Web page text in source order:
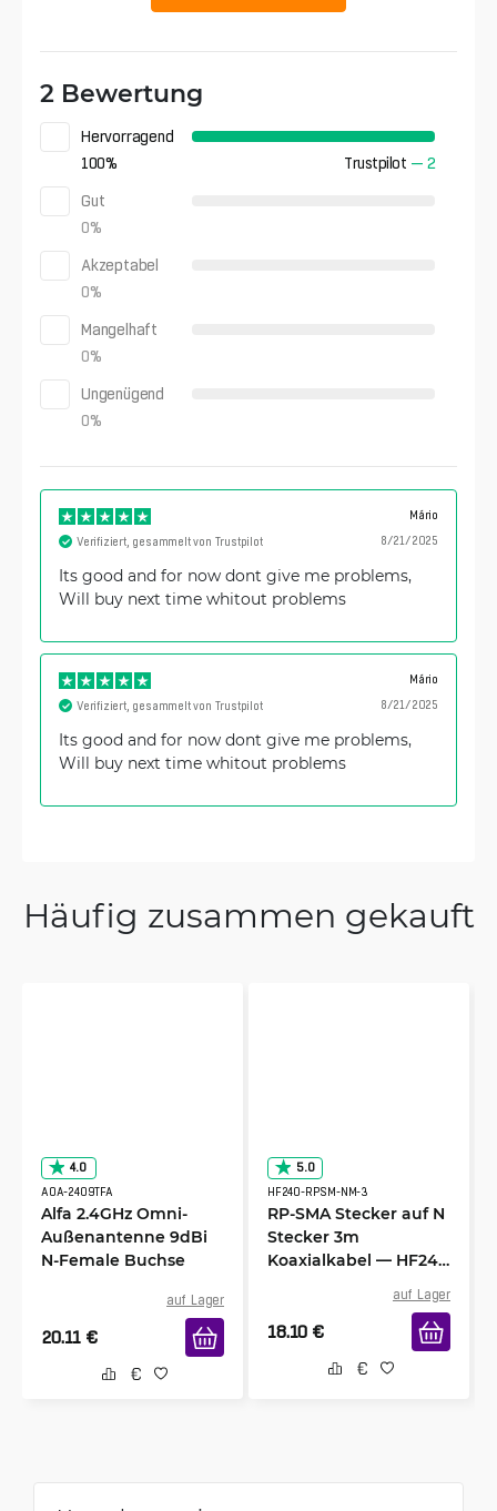
2 Bewertung
Hervorragend
100% Trustpilot — 2
Gut
0%
Akzeptabel
0%
Mangelhaft
0%
Ungenügend
0%
Mário
8/21/2025
Verifiziert, gesammelt von Trustpilot
Its good and for now dont give me problems,
Will buy next time whitout problems
Mário
8/21/2025
Verifiziert, gesammelt von Trustpilot
Its good and for now dont give me problems,
Will buy next time whitout problems
Häufig zusammen gekauft
4.0
AOA-2409TFA
Alfa 2.4GHz Omni-
Außenantenne 9dBi
N-Female Buchse
auf Lager
20.11 €
5.0
HF240-RPSM-NM-3
RP-SMA Stecker auf N
Stecker 3m
Koaxialkabel — HF240
auf Lager
18.10 €